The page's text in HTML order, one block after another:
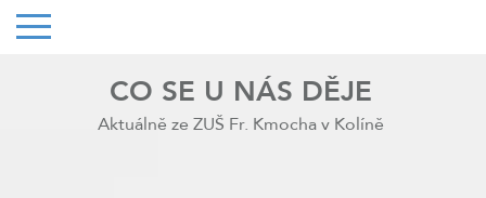
CO SE U NÁS DĚJE
Aktuálně ze ZUŠ Fr. Kmocha v Kolíně